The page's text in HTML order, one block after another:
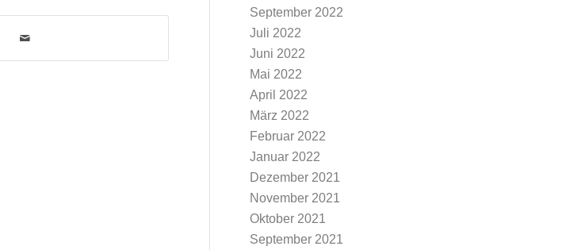
September 2022
Juli 2022
Juni 2022
Mai 2022
April 2022
März 2022
Februar 2022
Januar 2022
Dezember 2021
November 2021
Oktober 2021
September 2021